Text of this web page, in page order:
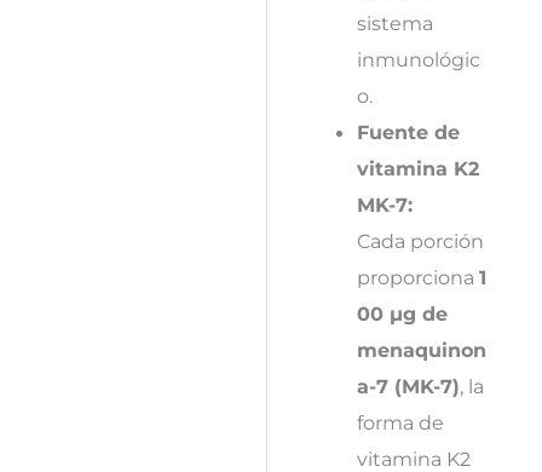
sistema
inmunológic
o.
Fuente de
vitamina K2
MK-7:
Cada porción
proporciona 1
00 µg de
menaquinon
a-7 (MK-7), la
forma de
vitamina K2